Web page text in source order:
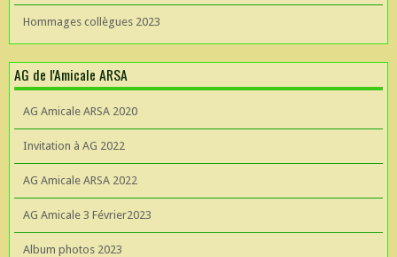
Hommages collègues 2023
AG de l'Amicale ARSA
AG Amicale ARSA 2020
Invitation à AG 2022
AG Amicale ARSA 2022
AG Amicale 3 Février2023
Album photos 2023